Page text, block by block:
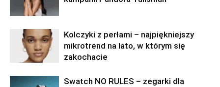
Kolczyki z perłami – najpiękniejszy
mikrotrend na lato, w którym się
zakochacie
Swatch NO RULES – zegarki dla